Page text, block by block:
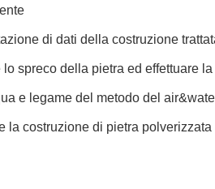
di dati della costruzione
spreco della pietra ed effettuare
e legame del metodo del
la costruzione di pietra polverizzata